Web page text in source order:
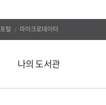
털 마이크로데이터
나의 도서관